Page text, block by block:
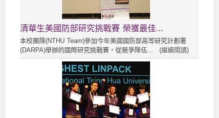
清華生美國防部研究挑戰賽 榮獲最佳...
本校團隊(NTHU Team)參加今年美國國防部高等研究計劃署
(DARPA)舉辦的國際研究挑戰賽，從競爭隊伍... (繼續閱讀)